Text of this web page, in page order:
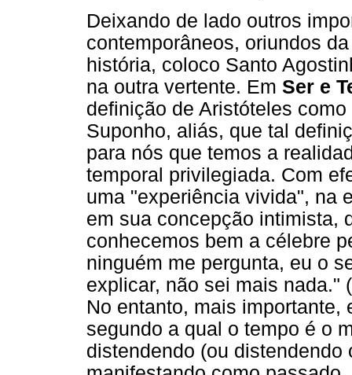
Deixando de lado outros
contemporâneos, oriundos
história, coloco Santo
na outra vertente. Em Ser e
definição de Aristóteles
Suponho, aliás, que tal
para nós que temos a
temporal privilegiada. Com
uma "experiência vivida", na
em sua concepção intimista,
conhecemos bem a célebre
ninguém me pergunta, eu o
explicar, não sei mais nada."
No entanto, mais importante,
segundo a qual o tempo é o
distendendo (ou distendendo